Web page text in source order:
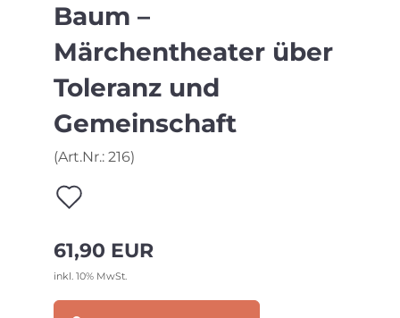
Baum –
Märchentheater über
Toleranz und
Gemeinschaft
(Art.Nr.: 216)
Merkzettel
61,90 EUR
inkl. 10% MwSt.